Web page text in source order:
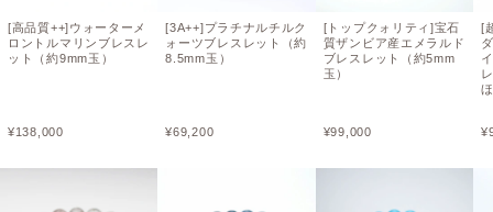
[高品質++]ウォーターメ
ロントルマリンブレスレ
ット（約9mm玉）
¥138,000
[3A++]プラチナルチルク
ォーツブレスレット（約
8.5mm玉）
¥69,200
[トップクォリティ]宝石
質ザンビア産エメラルド
ブレスレット（約5mm
玉）
¥99,000
[
¥